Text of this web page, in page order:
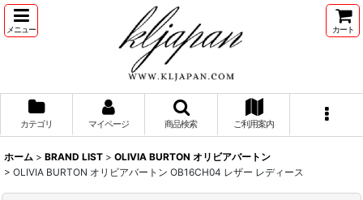
メニュー カート
カテゴリ マイページ 商品検索 ご利用案内
ホーム > BRAND LIST > OLIVIA BURTON オリビアバートン
> OLIVIA BURTON オリビアバートン OB16CH04 レザー レディース